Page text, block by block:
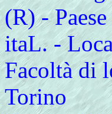
(R) -
itaL. -
Facoltà di
Torino